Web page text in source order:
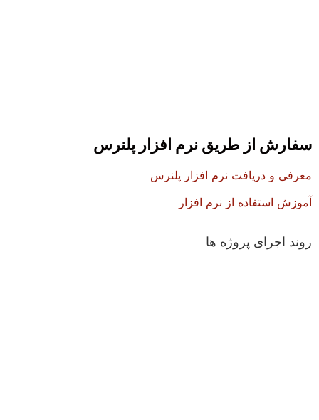
سفارش از طریق نرم افزار پلنرس
معرفی و دریافت نرم افزار پلنرس
آموزش استفاده از نرم افزار
روند اجرای پروژه ها